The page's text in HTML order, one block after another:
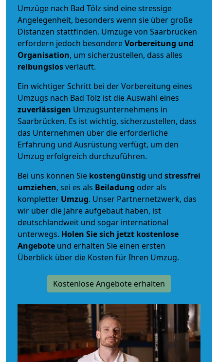
Umzüge nach Bad Tölz sind eine stressige
Angelegenheit, besonders wenn sie über große
Distanzen stattfinden. Umzüge von Saarbrücken
erfordern jedoch besondereVorbereitung und
Organisation, um sicherzustellen, dass alles
reibungslosverläuft.
Ein wichtiger Schritt bei der Vorbereitung eines
Umzugs nach Bad Tölz ist die Auswahl eines
zuverlässigen Umzugsunternehmens in
Saarbrücken. Es ist wichtig, sicherzustellen, dass
das Unternehmen über die erforderliche
Erfahrung und Ausrüstung verfügt, um den
Umzug erfolgreich durchzuführen.
Bei uns können Sie kostengünstig und stressfrei
umziehen, sei es als Beiladung oder als
kompletter Umzug. Unser Partnernetzwerk, das
wir über die Jahre aufgebaut haben, ist
deutschlandweit und sogar international
unterwegs. Holen Sie sich jetzt kostenlose
Angebote und erhalten Sie einen ersten
Überblick über die Kosten für Ihren Umzug.
Kostenlose Angebote erhalten